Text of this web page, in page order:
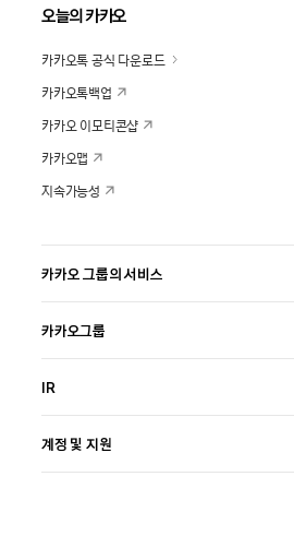
오늘의 카카오
카카오톡 공식 다운로드
카카오톡백업
카카오 이모티콘샵
카카오맵
지속가능성
카카오 그룹의 서비스
카카오그룹
IR
계정 및 지원